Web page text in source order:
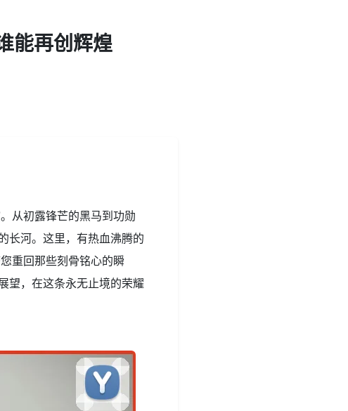
能再创辉煌
从初露锋芒的黑马到功勋
长河。这里，有热血沸腾的
重回那些刻骨铭心的瞬
望，在这条永无止境的荣耀